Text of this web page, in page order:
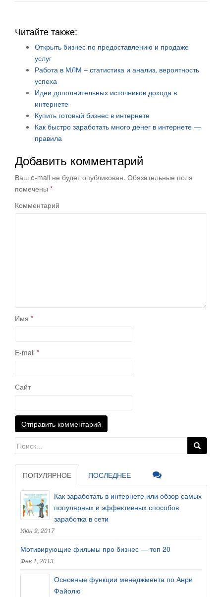
Читайте также:
Открыть бизнес по предоставлению и продаже
услуг
Работа в МЛМ – статистика и анализ, вероятность
успеха
Идеи дополнительных источников дохода в
интернете
Купить готовый бизнес в интернете
Как быстро заработать много денег в интернете —
правила
Добавить комментарий
Ваш e-mail не будет опубликован. Обязательные поля
помечены *
Комментарий
Имя *
E-mail *
Сайт
Search for:
ПОПУЛЯРНОЕ ПОСЛЕДНЕЕ
Как заработать в интернете или обзор самых
популярных и эффективных способов
заработка в сети
Июн 9, 2017
Мотивирующие фильмы про бизнес — топ 20
Фев 1, 2013
Основные функции менеджмента по Анри
Файолю